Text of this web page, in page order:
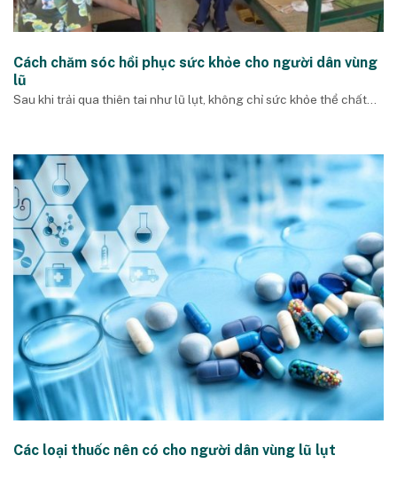
Cách chăm sóc hồi phục sức khỏe cho người dân vùng
lũ
Sau khi trải qua thiên tai như lũ lụt, không chỉ sức khỏe thể chất...
Các loại thuốc nên có cho người dân vùng lũ lụt